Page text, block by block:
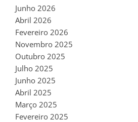
Junho 2026
Abril 2026
Fevereiro 2026
Novembro 2025
Outubro 2025
Julho 2025
Junho 2025
Abril 2025
Março 2025
Fevereiro 2025